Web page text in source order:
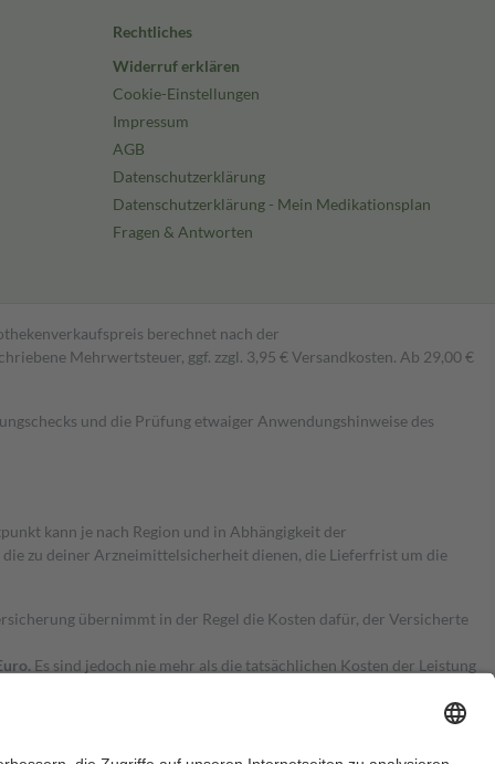
Rechtliches
Widerruf erklären
Cookie-Einstellungen
Impressum
AGB
Datenschutzerklärung
Datenschutzerklärung - Mein Medikationsplan
Fragen & Antworten
berechnet nach der
Mehrwertsteuer, ggf. zzgl. 3,95 € Versandkosten. Ab 29,00 €
und die Prüfung etwaiger Anwendungshinweise des
kann je nach Region und in Abhängigkeit der
zu deiner Arzneimittelsicherheit dienen, die Lieferfrist um die
übernimmt in der Regel die Kosten dafür, der Versicherte
Es sind jedoch nie mehr als die tatsächlichen Kosten der Leistung
Zuzahlungen an bei: